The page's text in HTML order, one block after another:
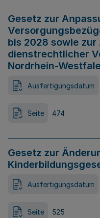
Gesetz zur
bis 2028 sowie
dienstrechtlicher
Nordrhein-
Ausfertigungsdatum
Seite 474
Gesetz zur
Ausfertigungsdatum
Seite 525